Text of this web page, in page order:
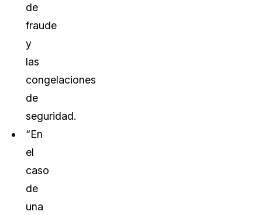
de
fraude
y
las
congelaciones
de
seguridad.
“En
el
caso
de
una